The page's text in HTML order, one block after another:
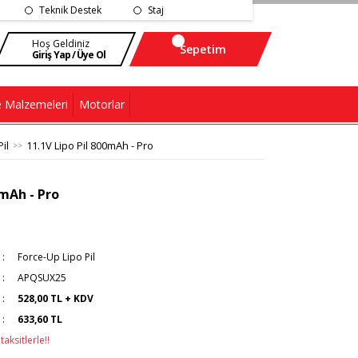
Teknik Destek Staj
Hoş Geldiniz
Giriş Yap / Üye Ol
Sepetim
Malzemeleri Motorlar
11.1V Lipo Pil 800mAh - Pro
- Pro
Force-Up Lipo Pil
APQSUX25
528,00 TL + KDV
633,60 TL